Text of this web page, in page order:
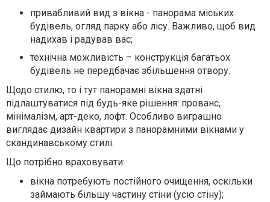
привабливий вид з вікна - панорама міських
будівель, огляд парку або лісу. Важливо, щоб вид
надихав і радував вас;
технічна можливість – конструкція багатьох
будівель не передбачає збільшення отвору.
Щодо стилю, то і тут панорамні вікна здатні
підлаштуватися під будь-яке рішення: прованс,
мінімалізм, арт-деко, лофт. Особливо виграшно
виглядає дизайн квартири з панорамними вікнами у
скандинавському стилі.
Що потрібно враховувати:
вікна потребують постійного очищення, оскільки
займають більшу частину стіни (усю стіну);